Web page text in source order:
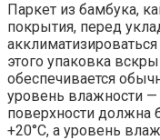
Паркет из бамбука,
покрытия, перед
этого упаковка
обеспечивается
уровень влажности —
поверхности должна
+20°С, а уровень